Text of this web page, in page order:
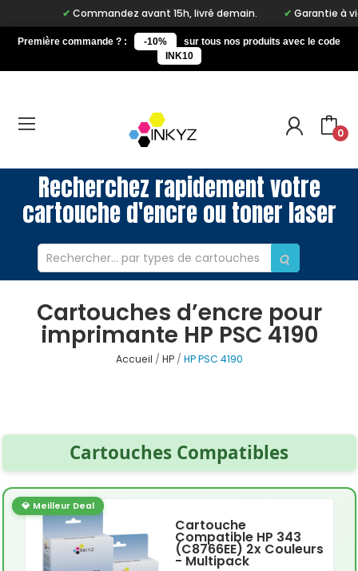
Commandez avant 15h, livré demain. Garantie à vie
Première commande ? : -10%
sur tous nos produits avec le code
INK10
0
Recherchez rapidement votre
cartouche d'encre ou toner laser
Cartouches d’encre pour
imprimante HP PSC 4190
Accueil HP HP PSC 4190
Cartouches Compatibles
💎 Meilleur Deal
Cartouche
Compatible HP 343
(C8766EE) 2x Couleurs
- Multipack